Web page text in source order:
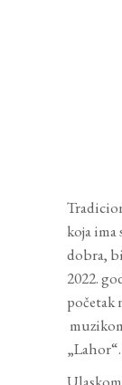
koja
dobra,
2022.
početak
„Lahor“.